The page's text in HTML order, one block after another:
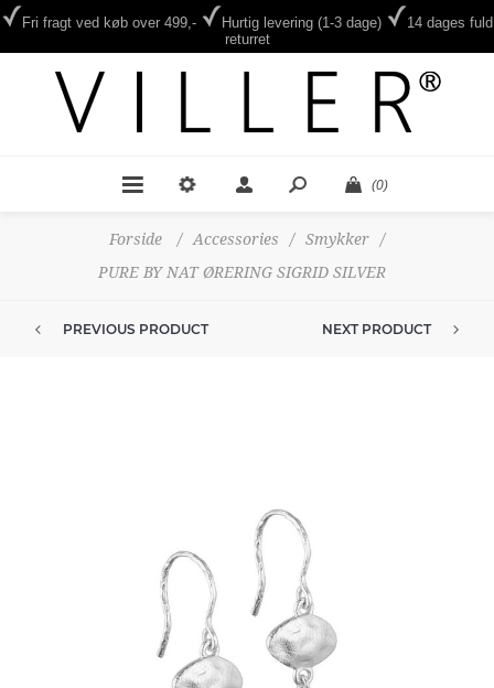
Fri fragt ved køb over 499,- Hurtig levering (1-3 dage)
14 dages fuld
returret
(0)
Forside / Accessories / Smykker
/
PURE BY NAT ØRERING SIGRID SILVER
PREVIOUS PRODUCT NEXT PRODUCT